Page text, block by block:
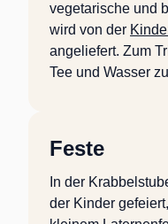
vegetarische und
wird von der
angeliefert. Zum
Tee und Wasser
Feste
In der
der Kinder